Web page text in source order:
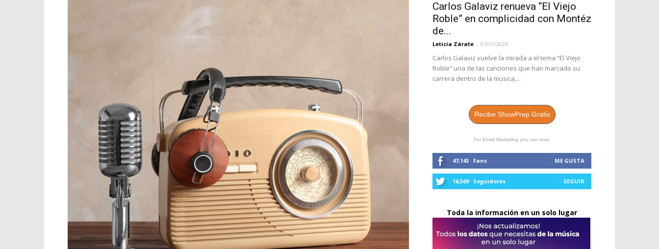
Carlos Galaviz renueva “El Viejo
Roble” en complicidad con Montéz
de...
Leticia Zárate - 07/31/2026
Carlos Galaviz vuelve la mirada a el tema “El Viejo
Roble” una de las canciones que han marcado su
carrera dentro de la música,...
Recibe ShowPrep Gratis
For Email Marketing you can trust.
47,143 Fans ME GUSTA
16,569 Seguidores SEGUIR
Toda la información en un solo lugar